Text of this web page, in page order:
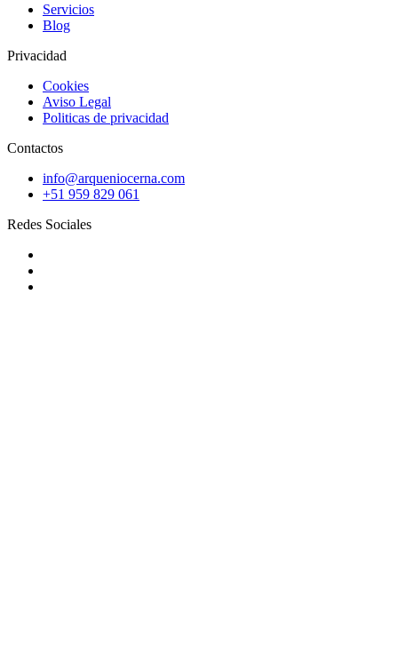
Servicios
Blog
Privacidad
Cookies
Aviso Legal
Politicas de privacidad
Contactos
info@arqueniocerna.com
+51 959 829 061
Redes Sociales